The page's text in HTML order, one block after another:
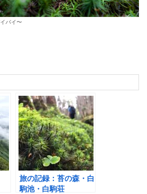
バイ〜
旅の記録：苔の森・白
駒池・白駒荘